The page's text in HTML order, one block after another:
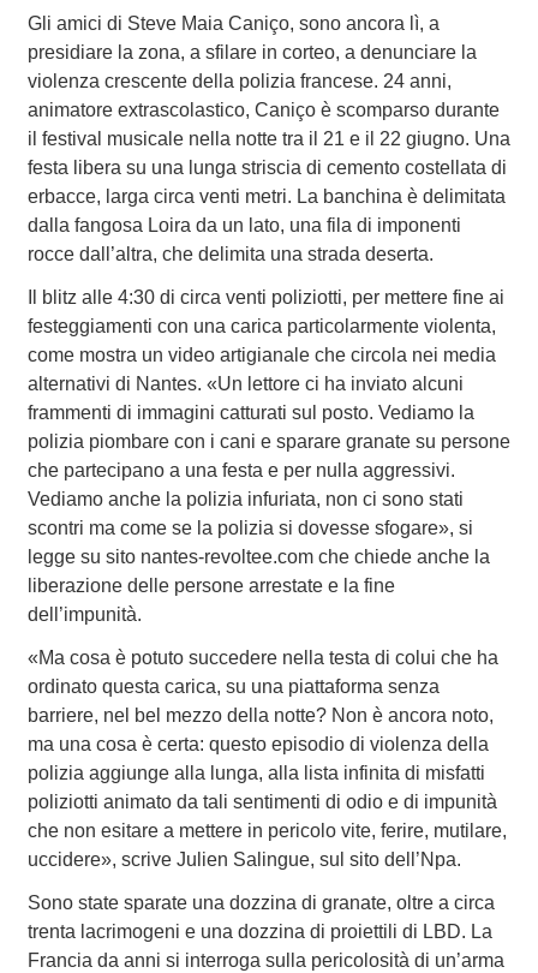
Gli amici di Steve Maia Caniço, sono ancora lì, a
presidiare la zona, a sfilare in corteo, a denunciare la
violenza crescente della polizia francese. 24 anni,
animatore extrascolastico, Caniço è scomparso durante
il festival musicale nella notte tra il 21 e il 22 giugno. Una
festa libera su una lunga striscia di cemento costellata di
erbacce, larga circa venti metri. La banchina è delimitata
dalla fangosa Loira da un lato, una fila di imponenti
rocce dall’altra, che delimita una strada deserta.
Il blitz alle 4:30 di circa venti poliziotti, per mettere fine ai
festeggiamenti con una carica particolarmente violenta,
come mostra un video artigianale che circola nei media
alternativi di Nantes. «Un lettore ci ha inviato alcuni
frammenti di immagini catturati sul posto. Vediamo la
polizia piombare con i cani e sparare granate su persone
che partecipano a una festa e per nulla aggressivi.
Vediamo anche la polizia infuriata, non ci sono stati
scontri ma come se la polizia si dovesse sfogare», si
legge su sito nantes-revoltee.com che chiede anche la
liberazione delle persone arrestate e la fine
dell’impunità.
«Ma cosa è potuto succedere nella testa di colui che ha
ordinato questa carica, su una piattaforma senza
barriere, nel bel mezzo della notte? Non è ancora noto,
ma una cosa è certa: questo episodio di violenza della
polizia aggiunge alla lunga, alla lista infinita di misfatti
poliziotti animato da tali sentimenti di odio e di impunità
che non esitare a mettere in pericolo vite, ferire, mutilare,
uccidere», scrive Julien Salingue, sul sito dell’Npa.
Sono state sparate una dozzina di granate, oltre a circa
trenta lacrimogeni e una dozzina di proiettili di LBD. La
Francia da anni si interroga sulla pericolosità di un’arma